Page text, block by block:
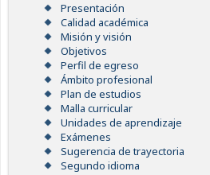
Presentación
Calidad académica
Misión y visión
Objetivos
Perfil de egreso
Ámbito profesional
Plan de estudios
Malla curricular
Unidades de aprendizaje
Exámenes
Sugerencia de trayectoria
Segundo idioma